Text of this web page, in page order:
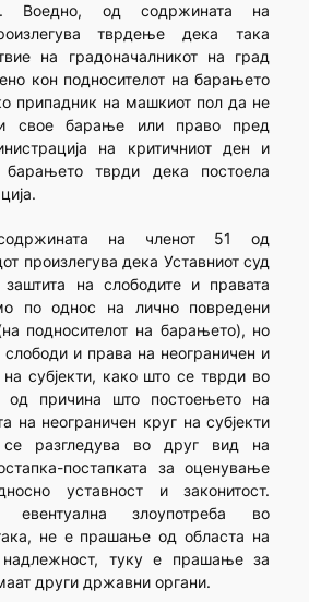
Воедно, од содржината на
тврдење дека така
на градоначалникот на град
кон подносителот на барањето
припадник на машкиот пол да не
свое барање или право пред
на критичниот ден и
тврди дека постоела
на членот 51 од
произлегува дека Уставниот суд
на слободите и правата
по однос на лично повредени
подносителот на барањето), но
и права на неограничен и
субјекти, како што се тврди во
причина што постоењето на
на неограничен круг на субјекти
разгледува во друг вид на
постапката за оценување
уставност и законитост.
злоупотреба во
не е прашање од областа на
надлежност, туку е прашање за
други државни органи.